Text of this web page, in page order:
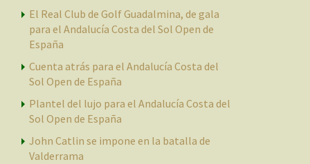
El Real Club de Golf Guadalmina, de gala
para el Andalucía Costa del Sol Open de
España
Cuenta atrás para el Andalucía Costa del
Sol Open de España
Plantel del lujo para el Andalucía Costa del
Sol Open de España
John Catlin se impone en la batalla de
Valderrama